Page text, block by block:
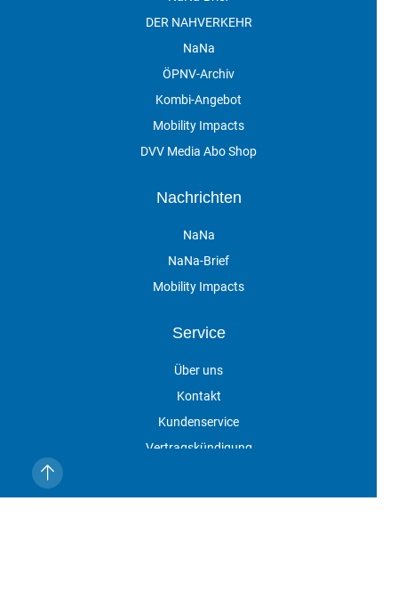
DER NAHVERKEHR
NaNa
ÖPNV-Archiv
Kombi-Angebot
Mobility Impacts
DVV Media Abo Shop
Nachrichten
NaNa
NaNa-Brief
Mobility Impacts
Service
Über uns
Kontakt
Kundenservice
Vertragskündigung
Veranstaltungen